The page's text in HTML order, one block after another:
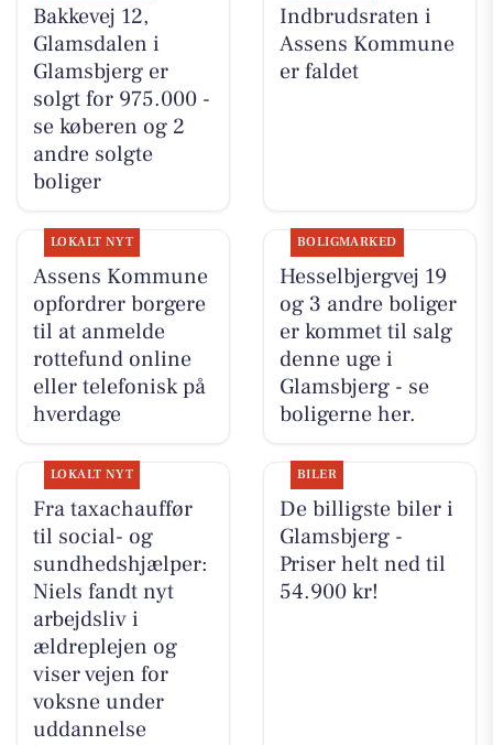
Bakkevej 12,
Glamsdalen i
Glamsbjerg er
solgt for 975.000 -
se køberen og 2
andre solgte
boliger
Indbrudsraten i
Assens Kommune
er faldet
LOKALT NYT
Assens Kommune
opfordrer borgere
til at anmelde
rottefund online
eller telefonisk på
hverdage
BOLIGMARKED
Hesselbjergvej 19
og 3 andre boliger
er kommet til salg
denne uge i
Glamsbjerg - se
boligerne her.
LOKALT NYT
Fra taxachauffør
til social- og
sundhedshjælper:
Niels fandt nyt
arbejdsliv i
ældreplejen og
viser vejen for
voksne under
uddannelse
BILER
De billigste biler i
Glamsbjerg -
Priser helt ned til
54.900 kr!